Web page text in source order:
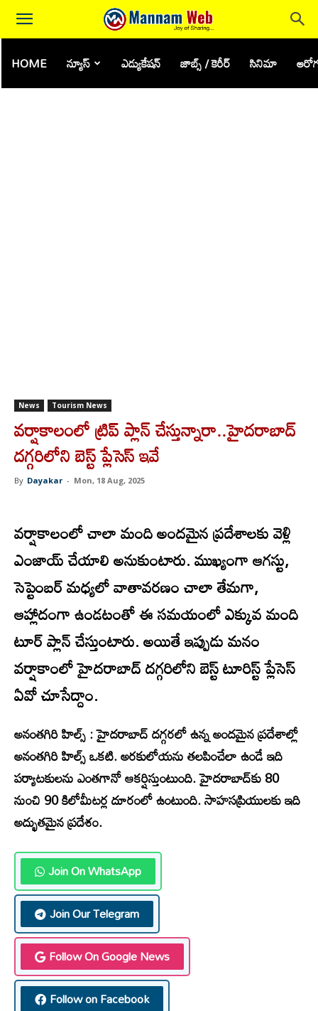
HOME న్యూస్ ఎడ్యుకేషన్ జాబ్స్ / కెరీర్ సినిమా
News Tourism News
వర్షాకాలంలో ట్రిప్ ప్లాన్ చేస్తున్నారా..హైదరాబాద్
దగ్గరిలోని బెస్ట్ ప్లేసెస్ ఇవే
By Dayakar - Mon, 18 Aug, 2025
వర్షాకాలంలో చాలా మంది అందమైన ప్రదేశాలకు వెళ్లి
ఎంజాయ్ చేయాలి అనుకుంటారు. ముఖ్యంగా ఆగస్టు,
సెప్టెంబర్ మధ్యలో వాతావరణం చాలా తేమగా,
ఆహ్లాదంగా ఉండటంతో ఈ సమయంలో ఎక్కువ మంది
టూర్ ప్లాన్ చేస్తుంటారు. అయితే ఇప్పుడు మనం
వర్షాకాంలో హైదరాబాద్ దగ్గరిలోని బెస్ట్ టూరిస్ట్ ప్లేసెస్
ఏవో చూసేద్దాం.
అనంతగిరి హిల్స్ : హైదరాబాద్ దగ్గరలో ఉన్న అందమైన ప్రదేశాల్లో
అనంతగిరి హిల్స్ ఒకటి. అరకులోయను తలపించేలా ఉండే ఇది
పర్యాటకులను ఎంతగానో ఆకర్షిస్తుంటుంది. హైదరాబాద్‌‌కు 80
నుంచి 90 కిలోమీటర్ల దూరంలో ఉంటుంది. సాహసప్రియులకు ఇది
అద్భుతమైన ప్రదేశం.
Join On WhatsApp
Join Our Telegram
Follow On Google News
Follow on Facebook